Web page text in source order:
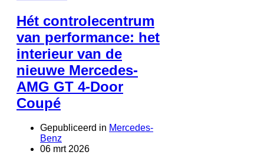
Hét controlecentrum
van performance: het
interieur van de
nieuwe Mercedes-
AMG GT 4-Door
Coupé
Gepubliceerd in Mercedes-
Benz
06 mrt 2026